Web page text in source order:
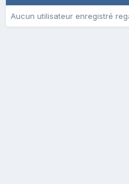
Aucun utilisateur enregistré